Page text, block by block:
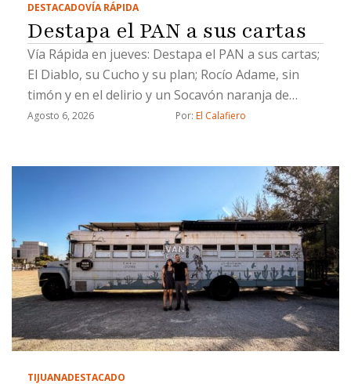
DESTACADOVÍA RÁPIDA
Destapa el PAN a sus cartas
Vía Rápida en jueves: Destapa el PAN a sus cartas;
El Diablo, su Cucho y su plan; Rocío Adame, sin
timón y en el delirio y un Socavón naranja de
Chicali
Agosto 6, 2026 Por: El Calafiero
TIJUANADESTACADO